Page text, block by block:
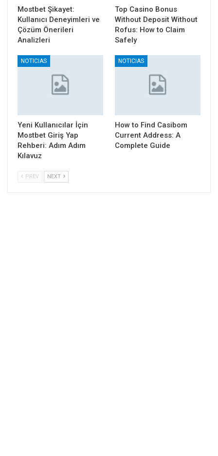
Mostbet Şikayet:
Kullanıcı Deneyimleri ve
Çözüm Önerileri
Analizleri
Top Casino Bonus
Without Deposit Without
Rofus: How to Claim
Safely
NOTICIAS
Yeni Kullanıcılar İçin
Mostbet Giriş Yap
Rehberi: Adım Adım
Kılavuz
NOTICIAS
How to Find Casibom
Current Address: A
Complete Guide
PREV NEXT